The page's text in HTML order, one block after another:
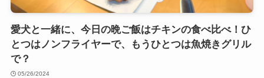
愛犬と一緒に、今日の晩ご飯はチキンの食べ比べ！ひ
とつはノンフライヤーで、もうひとつは魚焼きグリル
で？
05/26/2024